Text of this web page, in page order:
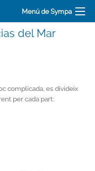
Menú de Sympa
del Mar
complicada, es divideix
per cada part: